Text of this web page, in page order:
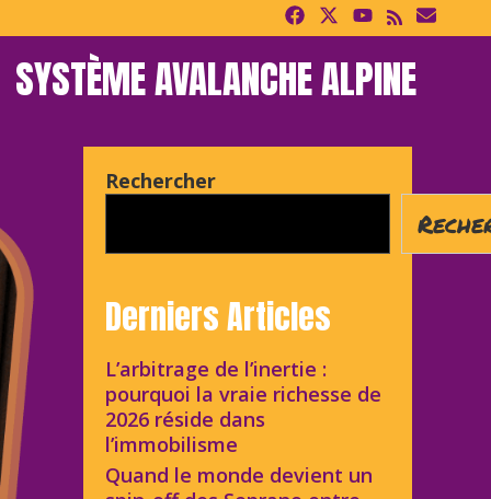
SYSTÈME AVALANCHE ALPINE
Rechercher
Derniers Articles
L’arbitrage de l’inertie :
pourquoi la vraie richesse de
2026 réside dans
l’immobilisme
Quand le monde devient un